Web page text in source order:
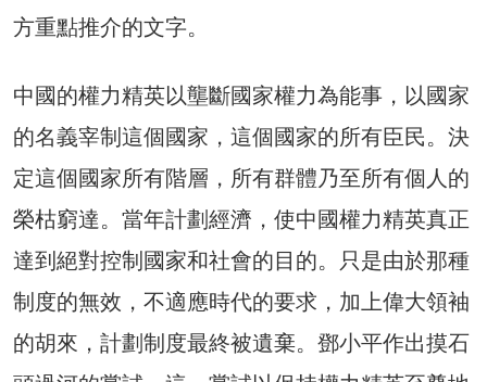
方重點推介的文字。
中國的權力精英以壟斷國家權力為能事，以國家
的名義宰制這個國家，這個國家的所有臣民。決
定這個國家所有階層，所有群體乃至所有個人的
榮枯窮達。當年計劃經濟，使中國權力精英真正
達到絕對控制國家和社會的目的。只是由於那種
制度的無效，不適應時代的要求，加上偉大領袖
的胡來，計劃制度最終被遺棄。鄧小平作出摸石